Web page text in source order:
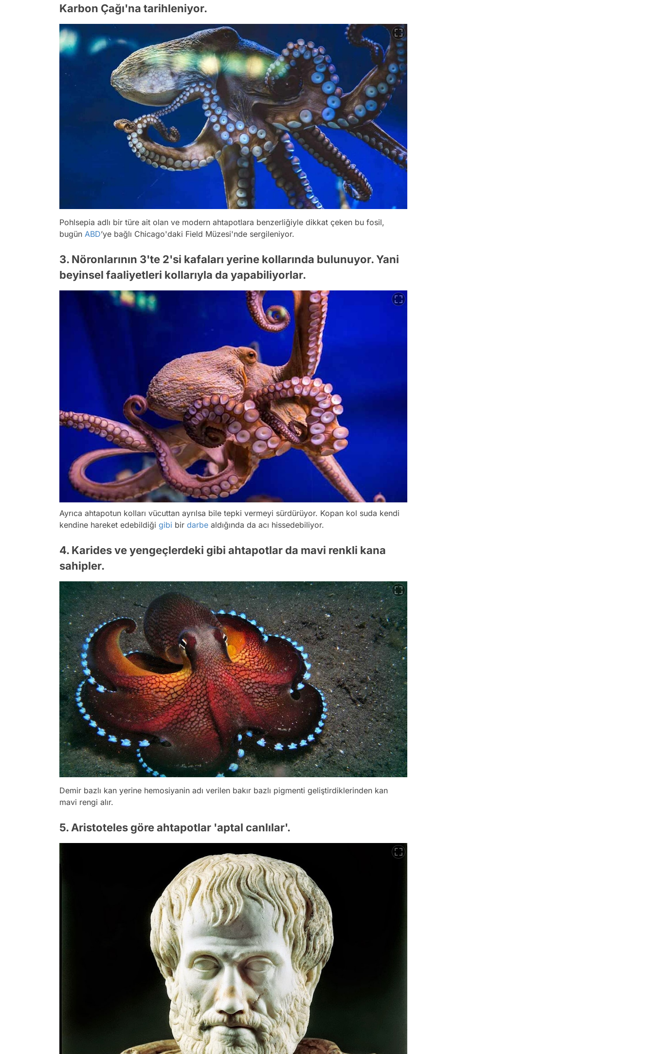
Karbon Çağı'na tarihleniyor.
Pohlsepia adlı bir türe ait olan ve modern ahtapotlara benzerliğiyle dikkat çeken bu fosil,
bugün ABD’ye bağlı Chicago'daki Field Müzesi'nde sergileniyor.
3. Nöronlarının 3'te 2'si kafaları yerine kollarında bulunuyor. Yani
beyinsel faaliyetleri kollarıyla da yapabiliyorlar.
Ayrıca ahtapotun kolları vücuttan ayrılsa bile tepki vermeyi sürdürüyor. Kopan kol suda kendi
kendine hareket edebildiği gibi bir darbe aldığında da acı hissedebiliyor.
4. Karides ve yengeçlerdeki gibi ahtapotlar da mavi renkli kana
sahipler.
Demir bazlı kan yerine hemosiyanin adı verilen bakır bazlı pigmenti geliştirdiklerinden kan
mavi rengi alır.
5. Aristoteles göre ahtapotlar 'aptal canlılar'.